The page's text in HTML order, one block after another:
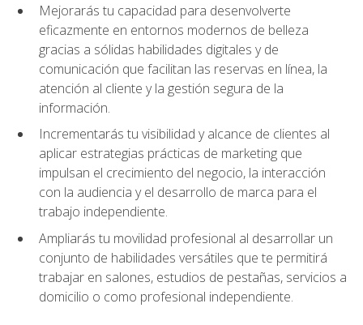
Mejorarás tu capacidad para desenvolverte
eficazmente en entornos modernos de belleza
gracias a sólidas habilidades digitales y de
comunicación que facilitan las reservas en línea, la
atención al cliente y la gestión segura de la
información.
Incrementarás tu visibilidad y alcance de clientes al
aplicar estrategias prácticas de marketing que
impulsan el crecimiento del negocio, la interacción
con la audiencia y el desarrollo de marca para el
trabajo independiente.
Ampliarás tu movilidad profesional al desarrollar un
conjunto de habilidades versátiles que te permitirá
trabajar en salones, estudios de pestañas, servicios a
domicilio o como profesional independiente.